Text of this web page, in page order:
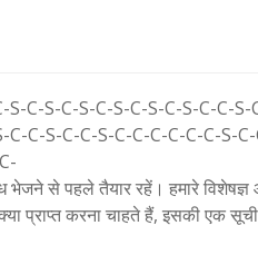
S-C-S-C-S-C-S-C-S-C-S-C-C-
C-C-S-C-C-S-C-C-C-C-C-C-S-
से पहले तैयार रहें। हमारे
प्राप्त करना चाहते हैं, इसकी एक